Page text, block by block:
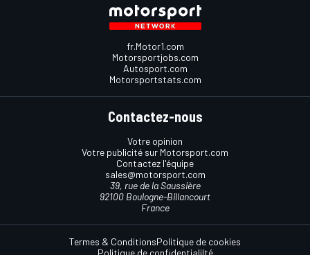
fr.Motor1.com
Motorsportjobs.com
Autosport.com
Motorsportstats.com
Contactez-nous
Votre opinion
Votre publicité sur Motorsport.com
Contactez l'équipe
sales@motorsport.com
39, rue de la Saussière
92100 Boulogne-Billancourt
France
Termes & ConditionsPolitique de cookies
Politique de confidentialilté